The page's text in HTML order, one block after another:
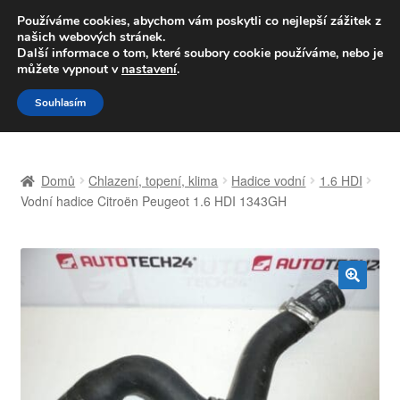
DOPRAVA od 139,-Kč
Volejte po-pá 9-16 704 494 494
Přeskočit
na
navigaci
Přejít
k
obsahu
Celosvětová doprava
Můj účet
Domů Chlazení, topení, klima Hadice vodní
1.6 HDI
Vodní hadice Citroën Peugeot 1.6 HDI 1343GH
🔍
Používáme cookies, abychom vám poskytli co nejlepší zážitek z
našich webových stránek.
Další informace o tom, které soubory cookie používáme, nebo je
můžete vypnout v nastavení.
Souhlasím